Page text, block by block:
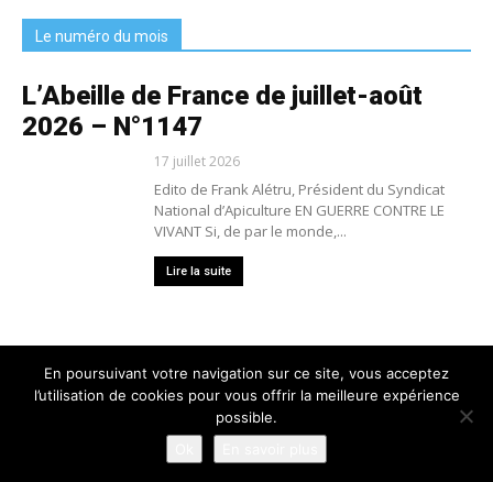
Le numéro du mois
L’Abeille de France de juillet-août
2026 – N°1147
17 juillet 2026
Edito de Frank Alétru, Président du Syndicat
National d’Apiculture EN GUERRE CONTRE LE
VIVANT Si, de par le monde,...
Lire la suite
Nous contacter
Conditions générales de vente
Politique de confidentialité
© 2025 L'Abeille de France - Tous droits réservés
En poursuivant votre navigation sur ce site, vous acceptez
l’utilisation de cookies pour vous offrir la meilleure expérience
possible.